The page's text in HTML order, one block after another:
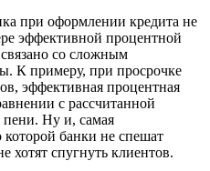
при оформлении кредита не
эффективной процентной
со сложным
К примеру, при просрочке
эффективная процентная
с рассчитанной
пени. Ну и, самая
банки не спешат
хотят спугнуть клиентов.